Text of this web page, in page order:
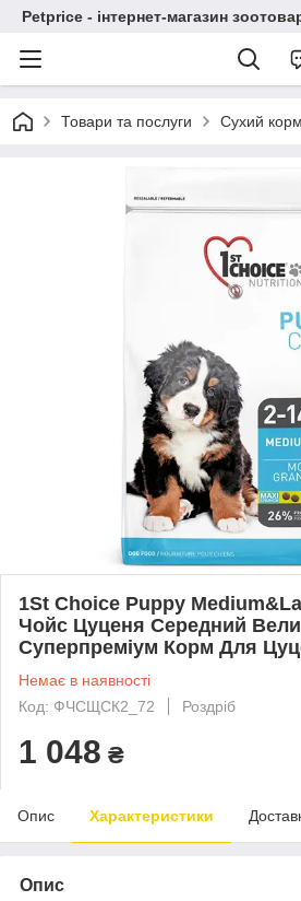
Petprice - інтернет-магазин
Товари та послуги Сухий
1St Choice Puppy
Чойс Цуценя Середний
Суперпреміум Корм Для
Немає в наявності
Код: ФЧСЩСК2_72
Роздріб
1 048 ₴
Опис Характеристики
Опис